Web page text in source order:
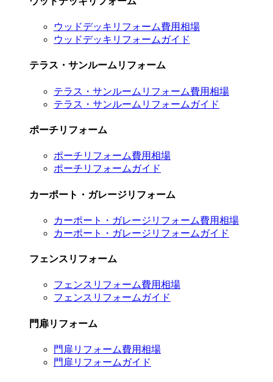
ウッドデッキリフォーム費用相場
ウッドデッキリフォームガイド
テラス・サンルームリフォーム
テラス・サンルームリフォーム費用相場
テラス・サンルームリフォームガイド
ポーチリフォーム
ポーチリフォーム費用相場
ポーチリフォームガイド
カーポート・ガレージリフォーム
カーポート・ガレージリフォーム費用相場
カーポート・ガレージリフォームガイド
フェンスリフォーム
フェンスリフォーム費用相場
フェンスリフォームガイド
門扉リフォーム
門扉リフォーム費用相場
門扉リフォームガイド